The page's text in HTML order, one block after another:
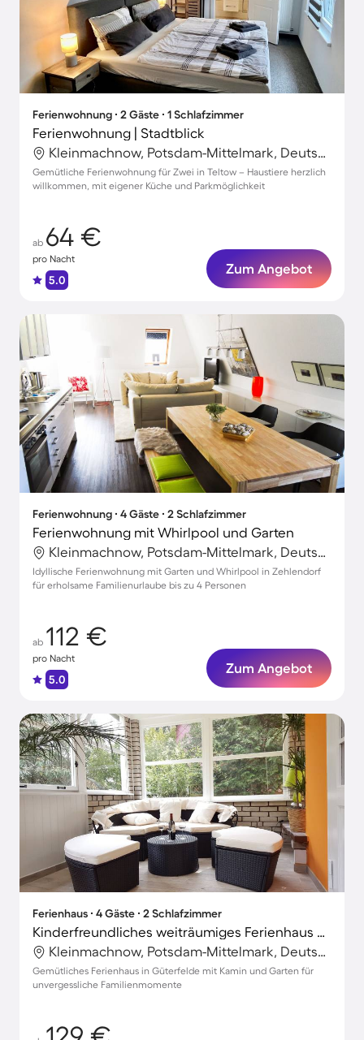
Ferienwohnung ∙ 2 Gäste ∙ 1 Schlafzimmer
Ferienwohnung | Stadtblick
Kleinmachnow, Potsdam-Mittelmark, Deutschland
Gemütliche Ferienwohnung für Zwei in Teltow – Haustiere herzlich
willkommen, mit eigener Küche und Parkmöglichkeit
ab 64 €
pro Nacht
5.0
Zum Angebot
Ferienwohnung ∙ 4 Gäste ∙ 2 Schlafzimmer
Ferienwohnung mit Whirlpool und Garten
Kleinmachnow, Potsdam-Mittelmark, Deutschland
Idyllische Ferienwohnung mit Garten und Whirlpool in Zehlendorf
für erholsame Familienurlaube bis zu 4 Personen
ab 112 €
pro Nacht
5.0
Zum Angebot
Ferienhaus ∙ 4 Gäste ∙ 2 Schlafzimmer
Kinderfreundliches weiträumiges Ferienhaus mit Garten, Terrasse und Grill
Kleinmachnow, Potsdam-Mittelmark, Deutschland
Gemütliches Ferienhaus in Güterfelde mit Kamin und Garten für
unvergessliche Familienmomente